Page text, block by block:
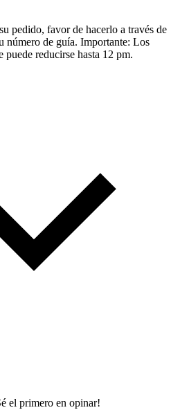
pedido, favor de hacerlo a través de
número de guía. Importante: Los
puede reducirse hasta 12 pm.
el primero en opinar!